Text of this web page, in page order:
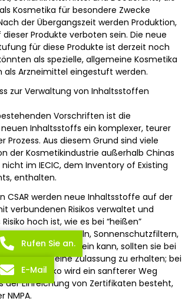
Kosmetika für besondere Zwecke
der Übergangszeit werden Produktion,
Produkte verboten sein. Die neue
für diese Produkte ist derzeit noch
als spezielle, allgemeine Kosmetika
als Arzneimittel eingestuft werden.
zur Verwaltung von Inhaltsstoffen
Vorschriften ist die
Inhaltsstoffs ein komplexer, teurer
Prozess. Aus diesem Grund sind viele
der Kosmetikindustrie außerhalb Chinas
im IECIC, dem Inventory of Existing
enthalten.
CSAR werden neue Inhaltsstoffe auf der
verbundenen Risikos verwaltet und
hoch ist, wie es bei “heißen”
Sonnenschutzfiltern,
der Fall sein kann, sollten sie bei
werden, um eine Zulassung zu erhalten; bei
Risiko wird ein sanfterer Weg
der Einreichung von Zertifikaten besteht,
NMPA.
Rufen Sie an.
E-Mail